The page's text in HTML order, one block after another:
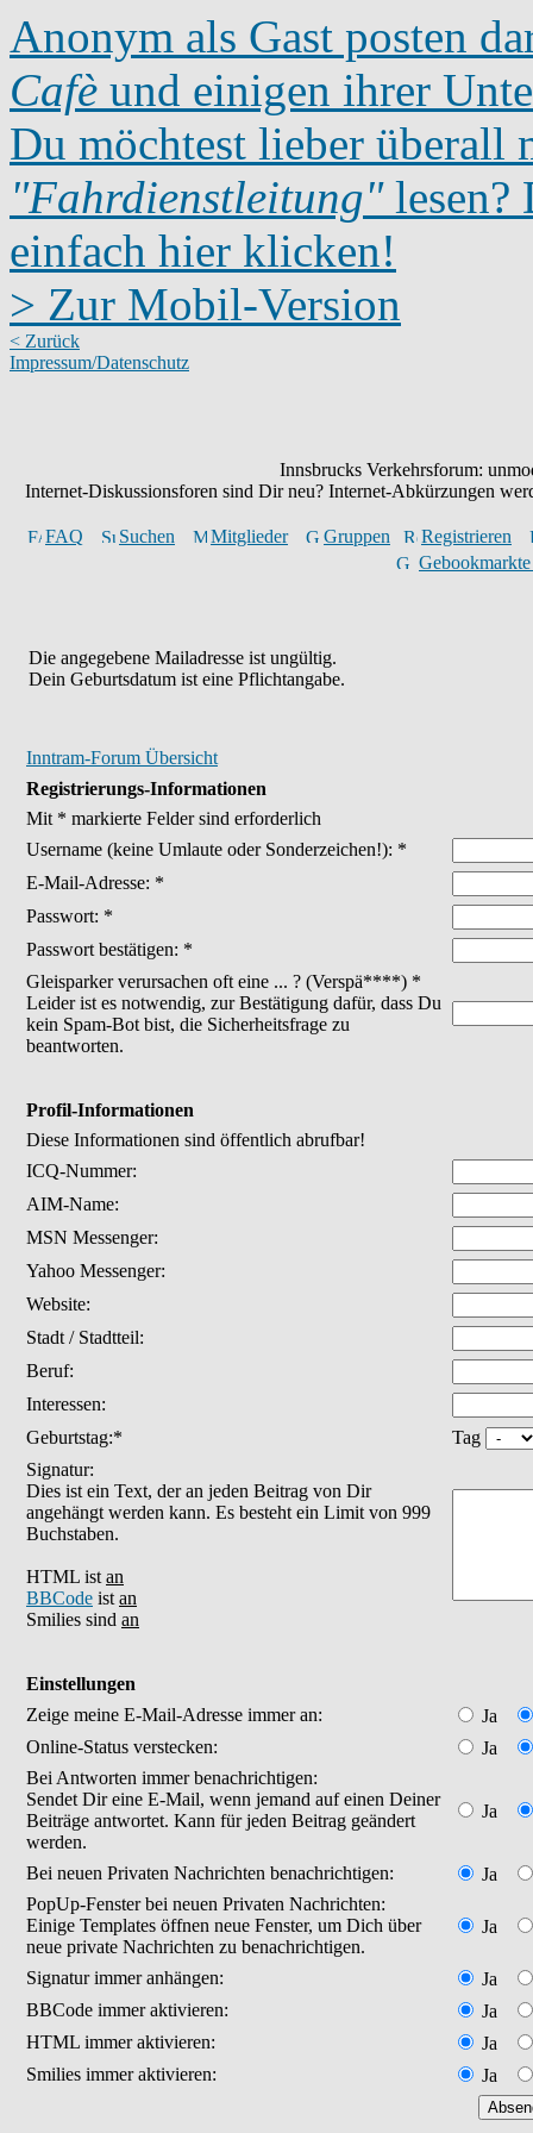
Anonym als Gast posten
Cafè und einigen ihrer
Du möchtest lieber überall
"Fahrdienstleitung"lesen?
einfach hier klicken!
> Zur Mobil-Version
< Zurück
Impressum/Datenschutz
Innsbrucks Verkehrsforum:
Internet-Diskussionsforen sind Dir neu? Internet-Abkürzungen
FAQ Suchen Mitglieder Gruppen
Registrieren
Die angegebene Mailadresse ist ungültig.
Dein Geburtsdatum ist eine Pflichtangabe.
Inntram-Forum Übersicht
Registrierungs-Informationen
Mit * markierte Felder sind erforderlich
Username (keine Umlaute oder Sonderzeichen!): *
E-Mail-Adresse: *
Passwort: *
Passwort bestätigen: *
Gleisparker verursachen oft eine ... ? (Verspä****) *
Leider ist es notwendig, zur Bestätigung dafür, dass Du
kein Spam-Bot bist, die Sicherheitsfrage zu
beantworten.
Profil-Informationen
Diese Informationen sind öffentlich abrufbar!
ICQ-Nummer:
AIM-Name:
MSN Messenger:
Yahoo Messenger:
Website:
Stadt / Stadtteil:
Beruf:
Interessen:
Geburtstag:*
Tag
Signatur:
Dies ist ein Text, der an jeden Beitrag von Dir
angehängt werden kann. Es besteht ein Limit von 999
Buchstaben.
HTML ist an
BBCode ist an
Smilies sind an
Einstellungen
Zeige meine E-Mail-Adresse immer an:
Ja
Online-Status verstecken:
Ja
Bei Antworten immer benachrichtigen:
Sendet Dir eine E-Mail, wenn jemand auf einen Deiner
Beiträge antwortet. Kann für jeden Beitrag geändert
werden.
Ja
Bei neuen Privaten Nachrichten benachrichtigen:
Ja
PopUp-Fenster bei neuen Privaten Nachrichten:
Einige Templates öffnen neue Fenster, um Dich über
neue private Nachrichten zu benachrichtigen.
Ja
Signatur immer anhängen:
Ja
BBCode immer aktivieren:
Ja
HTML immer aktivieren:
Ja
Smilies immer aktivieren:
Ja